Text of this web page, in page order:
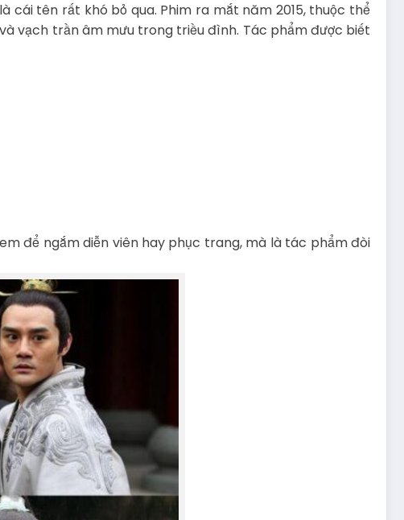
cái tên rất khó bỏ qua. Phim ra mắt năm 2015, thuộc thể
vạch trần âm mưu trong triều đình. Tác phẩm được biết
để ngắm diễn viên hay phục trang, mà là tác phẩm đòi